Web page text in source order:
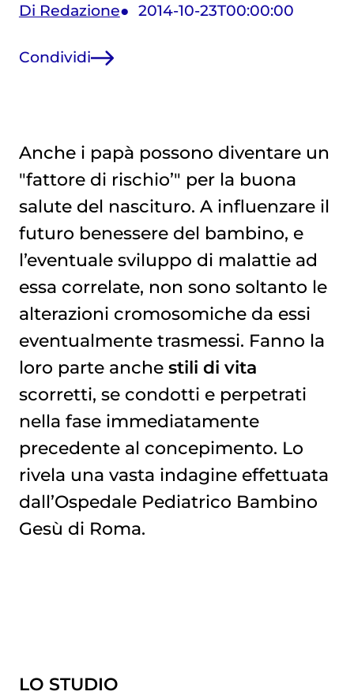
Di Redazione 2014-10-23T00:00:00
Condividi
Anche i papà possono diventare un
"fattore di rischio’" per la buona
salute del nascituro. A influenzare il
futuro benessere del bambino, e
l’eventuale sviluppo di malattie ad
essa correlate, non sono soltanto le
alterazioni cromosomiche da essi
eventualmente trasmessi. Fanno la
loro parte anche stili di vita
scorretti, se condotti e perpetrati
nella fase immediatamente
precedente al concepimento. Lo
rivela una vasta indagine effettuata
dall’Ospedale Pediatrico Bambino
Gesù di Roma.
LO STUDIO